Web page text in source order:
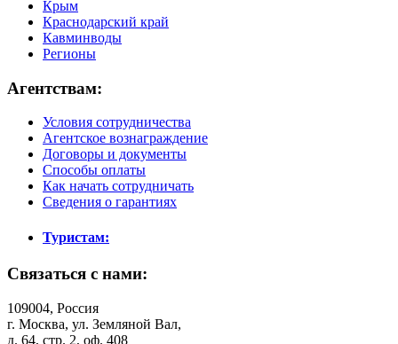
Крым
Краснодарский край
Кавминводы
Регионы
Агентствам:
Условия сотрудничества
Агентское вознаграждение
Договоры и документы
Способы оплаты
Как начать сотрудничать
Сведения о гарантиях
Туристам:
Связаться с нами:
109004, Россия
г. Москва, ул. Земляной Вал,
д. 64, стр. 2, оф. 408